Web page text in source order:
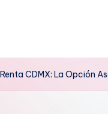
CDMX: La Opción